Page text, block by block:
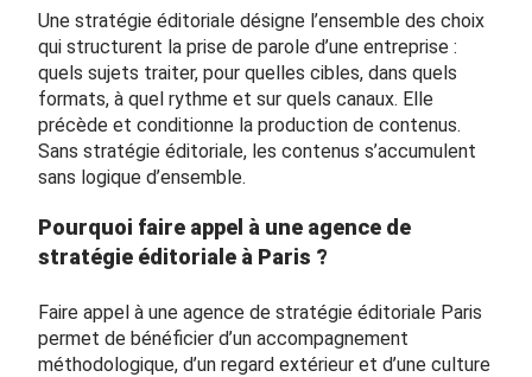
Une stratégie éditoriale désigne l’ensemble des choix
qui structurent la prise de parole d’une entreprise :
quels sujets traiter, pour quelles cibles, dans quels
formats, à quel rythme et sur quels canaux. Elle
précède et conditionne la production de contenus.
Sans stratégie éditoriale, les contenus s’accumulent
sans logique d’ensemble.
Pourquoi faire appel à une agence de
stratégie éditoriale à Paris ?
Faire appel à une agence de stratégie éditoriale Paris
permet de bénéficier d’un accompagnement
méthodologique, d’un regard extérieur et d’une culture